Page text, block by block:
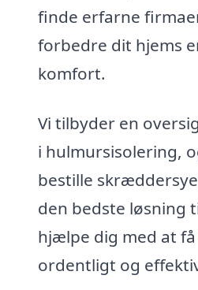
finde erfarne
forbedre dit hjems
komfort.
Vi tilbyder en
i hulmursisolering,
bestille
den bedste løsning
hjælpe dig med at
ordentligt og